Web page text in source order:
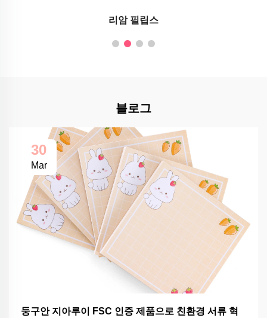
리암 필립스
블로그
30
Mar
둥구안 지아루이 FSC 인증 제품으로 친환경 서류 혁